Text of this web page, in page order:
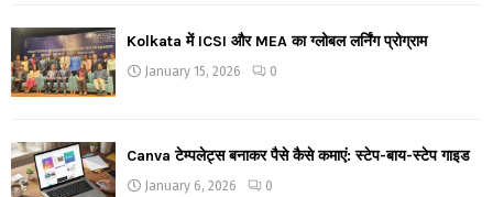
Kolkata में ICSI और MEA का ग्लोबल लर्निंग प्रोग्राम
January 15, 2026 0
Canva टेम्पलेट्स बनाकर पैसे कैसे कमाएं: स्टेप-बाय-स्टेप गाइड
January 6, 2026 0